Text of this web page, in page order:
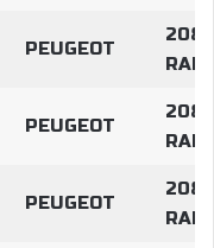
PEUGEOT
208
PEUGEOT
208
PEUGEOT
208